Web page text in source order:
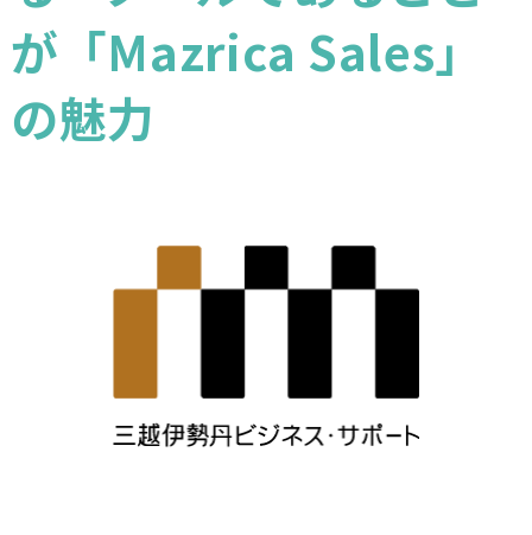
が「Mazrica Sales」
の魅力